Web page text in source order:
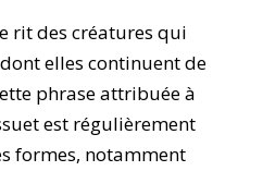
rit des créatures qui
elles continuent de
phrase attribuée à
est régulièrement
formes, notamment